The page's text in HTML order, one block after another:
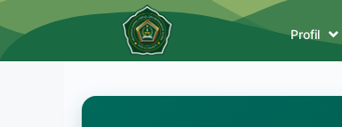
Profil